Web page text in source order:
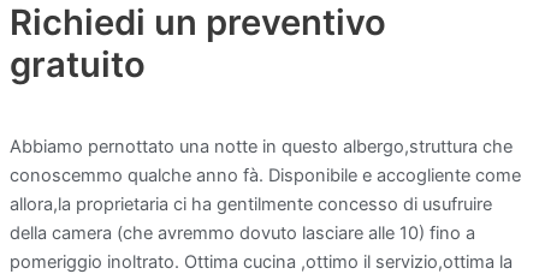
Richiedi un preventivo
gratuito
Abbiamo pernottato una notte in questo albergo,struttura che
conoscemmo qualche anno fà. Disponibile e accogliente come
allora,la proprietaria ci ha gentilmente concesso di usufruire
della camera (che avremmo dovuto lasciare alle 10) fino a
pomeriggio inoltrato. Ottima cucina ,ottimo il servizio,ottima la